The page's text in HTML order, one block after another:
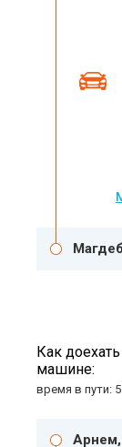
Как
машине:
время в пути: